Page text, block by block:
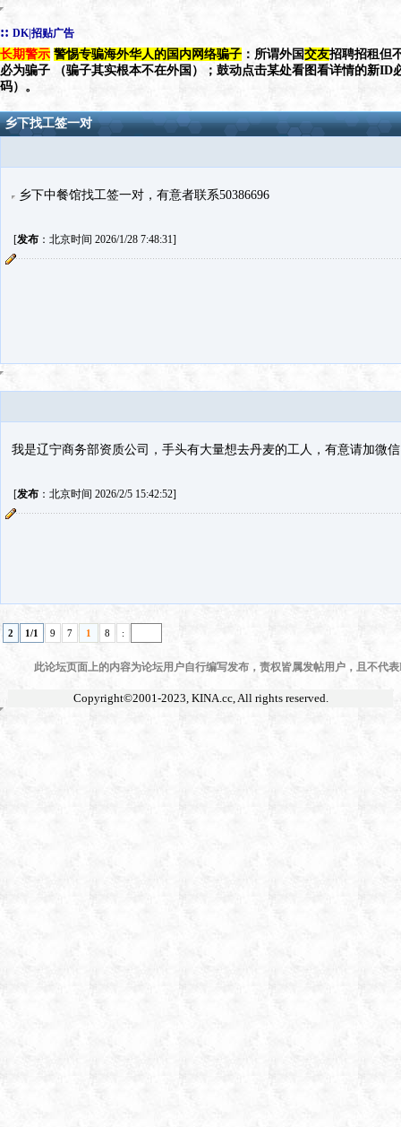
:: DK|招贴广告
长期警示 警惕专骗海外华人的国内网络骗子 ：所谓外国交友招聘招租但
必为骗子 （骗子其实根本不在外国）；鼓动点击某处看图看详情的新ID
码）。
乡下找工签一对
乡下中餐馆找工签一对，有意者联系50386696
[发布：北京时间 2026/1/28 7:48:31]
我是辽宁商务部资质公司，手头有大量想去丹麦的工人，有意请加微信
[发布：北京时间 2026/2/5 15:42:52]
2 1/1 9 7 1 8 :
此论坛页面上的内容为论坛用户自行编写发布，责权皆属发帖用户，且不代
Copyright©2001-2023, KINA.cc, All rights reserved.